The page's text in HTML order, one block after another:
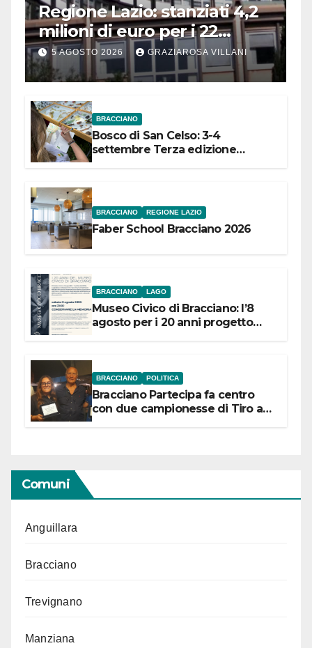
Regione Lazio: stanziati 4,2
milioni di euro per i 22
Comuni dell’Etruria
Meridionale
5 AGOSTO 2026 GRAZIAROSA VILLANI
BRACCIANO
Bosco di San Celso: 3-4
settembre Terza edizione
BRACCIANO REGIONE LAZIO
Faber School Bracciano 2026
BRACCIANO LAGO
Museo Civico di Bracciano: l’8
agosto per i 20 anni progetto
BRACCIANO POLITICA
Bracciano Partecipa fa centro
con due campionesse di Tiro a
Comuni
Anguillara
Bracciano
Trevignano
Manziana